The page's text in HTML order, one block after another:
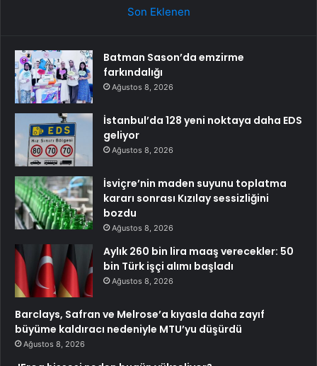
Son Eklenen
Batman Sason’da emzirme
farkındalığı
Ağustos 8, 2026
İstanbul’da 128 yeni noktaya daha EDS
geliyor
Ağustos 8, 2026
İsviçre’nin maden suyunu toplatma
kararı sonrası Kızılay sessizliğini
bozdu
Ağustos 8, 2026
Aylık 260 bin lira maaş verecekler: 50
bin Türk işçi alımı başladı
Ağustos 8, 2026
Barclays, Safran ve Melrose’a kıyasla daha zayıf
büyüme kaldıracı nedeniyle MTU’yu düşürdü
Ağustos 8, 2026